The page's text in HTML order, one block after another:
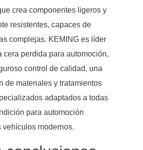
crea componentes ligeros y
resistentes, capaces de
complejas. KEMING es líder
cera perdida para automoción,
control de calidad, una
de materiales y tratamientos
adaptados a todas
para automoción
vehículos modernos.